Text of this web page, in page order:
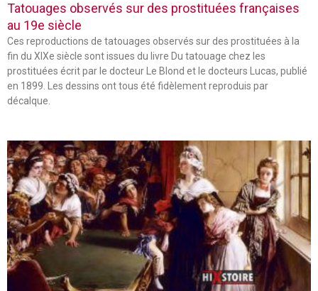
Tatouages observés sur des prostituées françaises
au 19e siècle
Ces reproductions de tatouages observés sur des prostituées à la
fin du XIXe siècle sont issues du livre Du tatouage chez les
prostituées écrit par le docteur Le Blond et le docteurs Lucas, publié
en 1899. Les dessins ont tous été fidèlement reproduis par
décalque.